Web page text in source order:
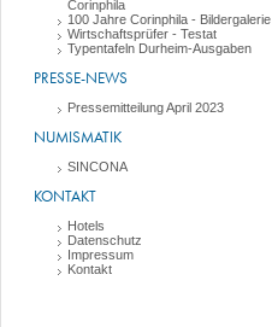
Corinphila
100 Jahre Corinphila - Bildergalerie
Wirtschaftsprüfer - Testat
Typentafeln Durheim-Ausgaben
PRESSE-NEWS
Pressemitteilung April 2023
NUMISMATIK
SINCONA
KONTAKT
Hotels
Datenschutz
Impressum
Kontakt